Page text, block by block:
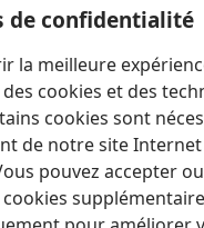
de confidentialité
la meilleure
cookies et des
cookies sont
de notre site
pouvez accepter
leur état de santé, leurs souhaits,
votre médecin,
qualifié, pour être conseillé
un traitement. Adressez-vous à
est régie par les conditions